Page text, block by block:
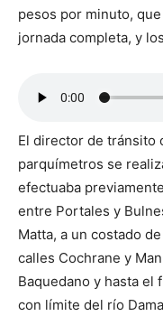
pesos por minuto,
jornada completa, y
El director de tránsito
parquímetros se
efectuaba
entre Portales y
Matta, a un costado
calles Cochrane y
Baquedano y hasta el
con límite del río